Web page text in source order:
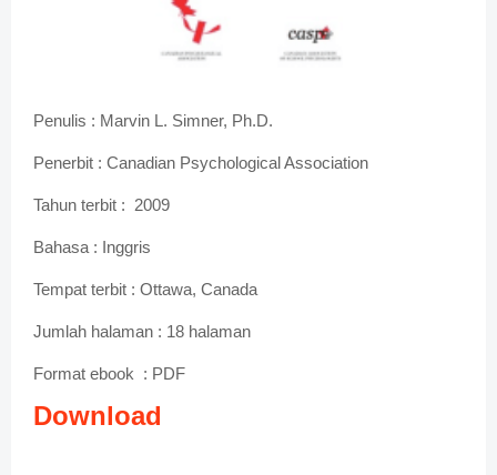
Penulis : Marvin L. Simner, Ph.D.
Penerbit : Canadian Psychological Association
Tahun terbit : 2009
Bahasa : Inggris
Tempat terbit : Ottawa, Canada
Jumlah halaman : 18 halaman
Format ebook : PDF
Download